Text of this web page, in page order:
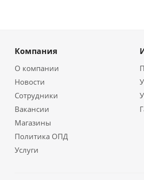
Компания
О компании
Новости
Сотрудники
Вакансии
Магазины
Политика ОПД
Услуги